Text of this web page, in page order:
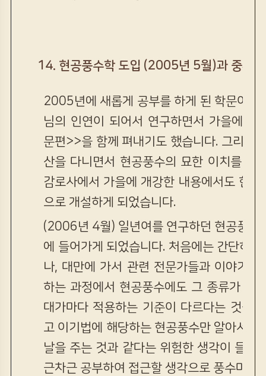
14. 현공풍수학 도입 (2005년 5월)과 중지
2005년에 새롭게 공부를 하게 된 학문이 현
님의 인연이 되어서 연구하면서 가을에는
문편>>을 함께 펴내기도 했습니다. 그리고
산을 다니면서 현공풍수의 묘한 이치를 발
감로사에서 가을에 개강한 내용에서도 현
으로 개설하게 되었습니다.
(2006년 4월) 일년여를 연구하던 현공풍수
에 들어가게 되었습니다. 처음에는 간단하
나, 대만에 가서 관련 전문가들과 이야기를
하는 과정에서 현공풍수에도 그 종류가 한
대가마다 적용하는 기준이 다르다는 것을
고 이기법에 해당하는 현공풍수만 알아서는
날을 주는 것과 같다는 위험한 생각이 들어
근차근 공부하여 접근할 생각으로 풍수마당